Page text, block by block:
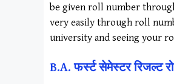
be given roll number
very easily through roll
university and seeing your
B.A. फर्स्ट सेमेस्टर